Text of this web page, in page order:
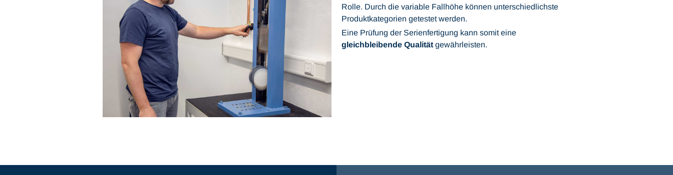
Rolle. Durch die variable Fallhöhe können unterschiedlichste
Produktkategorien getestet werden.
Eine Prüfung der Serienfertigung kann somit eine
gleichbleibende Qualitätgewährleisten.